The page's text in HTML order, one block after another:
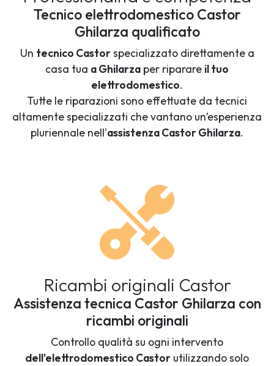
Tecnico elettrodomestico Castor
Ghilarza qualificato
Un tecnico Castorspecializzato direttamente a
casa tua a Ghilarza per riparare il tuo
elettrodomestico.
Tutte le riparazioni sono effettuate da tecnici
altamente specializzati che vantano un’esperienza
pluriennale nell'assistenza Castor Ghilarza.
Ricambi originali Castor
Assistenza tecnica Castor Ghilarza con
ricambi originali
Controllo qualità su ogni intervento
dell'elettrodomestico Castor utilizzando solo